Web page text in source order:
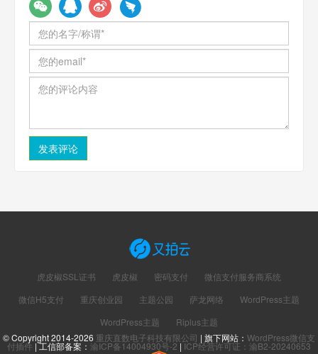
虎皮椒SSL证书 虎皮椒 密码支付
微信支付服务商系统
微信H5支付
重庆创业园 主题公园 萨龙网络
WordPress主题
WordPress主题
Riplus主题
© Copyright 2014-2026 重庆直数电子科技有限公司 | 旗下网站： WordPress微信支
付插件 | 工信部备案： 渝ICP备14004930号-2|ICP经营许可证：渝B2-20240653